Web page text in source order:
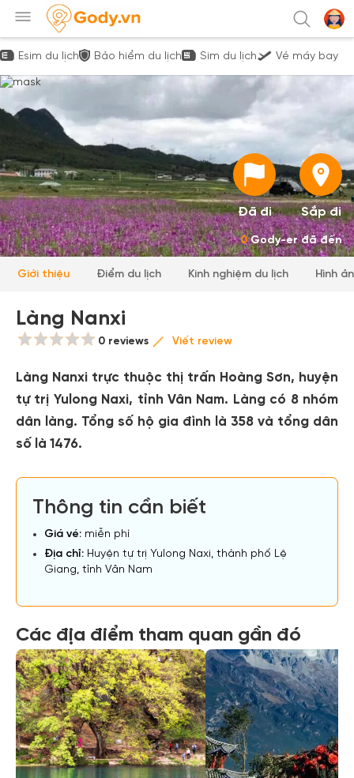
Esim du lịch Bảo hiểm du lịch Sim du lịch Vé máy bay
Đã đi Sắp đi
0Gody-er đã đến
Giới thiệu Điểm du lịch Kinh nghiệm du lịch Hình
Làng Nanxi
0 reviews Viết review
Làng Nanxi trực thuộc thị trấn Hoàng Sơn, huyện
tự trị Yulong Naxi, tỉnh Vân Nam. Làng có 8 nhóm
dân làng. Tổng số hộ gia đình là 358 và tổng dân
số là 1476.
Thông tin cần biết
Giá vé: miễn phí
Địa chỉ: Huyện tự trị Yulong Naxi, thành phố Lệ
Giang, tỉnh Vân Nam
Các địa điểm tham quan gần đó